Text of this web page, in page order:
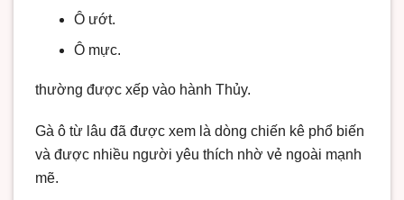
Ô ướt.
Ô mực.
thường được xếp vào hành Thủy.
Gà ô từ lâu đã được xem là dòng chiến kê phổ biến
và được nhiều người yêu thích nhờ vẻ ngoài mạnh
mẽ.